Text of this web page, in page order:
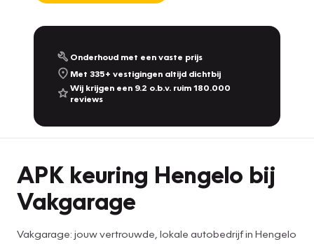
Onderhoud met een vaste prijs
Met 335+ vestigingen altijd dichtbij
Wij krijgen een 9.2 o.b.v. ruim 180.000
reviews
APK keuring Hengelo bij
Vakgarage
Vakgarage: jouw vertrouwde, lokale autobedrijf in Hengelo